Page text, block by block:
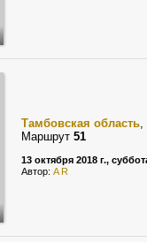
Тамбовская область,
Маршрут 51
13 октября 2018 г.,
Автор: A R